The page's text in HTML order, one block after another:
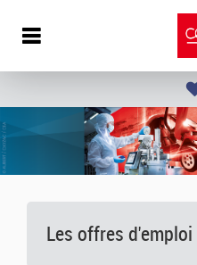
Les offres d'emploi